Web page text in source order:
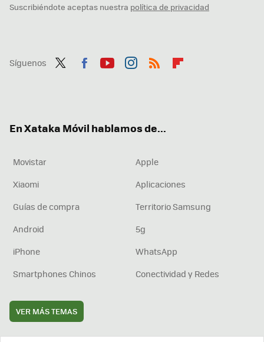
Suscribiéndote aceptas nuestra política de privacidad
Síguenos
En Xataka Móvil hablamos de...
Movistar
Apple
Xiaomi
Aplicaciones
Guías de compra
Territorio Samsung
Android
5g
iPhone
WhatsApp
Smartphones Chinos
Conectividad y Redes
VER MÁS TEMAS